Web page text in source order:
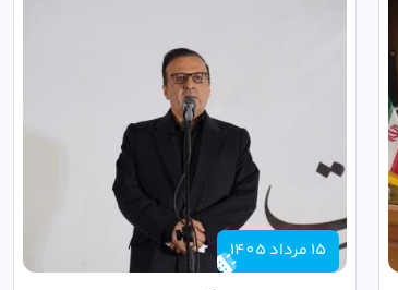
15 مرداد 1405